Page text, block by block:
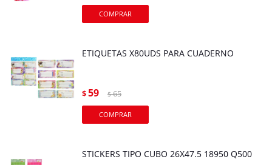
ETIQUETAS X80UDS PARA CUADERNO
$59 $ 65
STICKERS TIPO CUBO 26X47.5 18950 Q500